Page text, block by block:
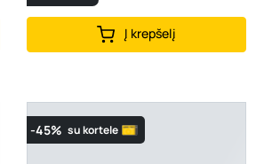
Į krepšelį
-45% su kortele